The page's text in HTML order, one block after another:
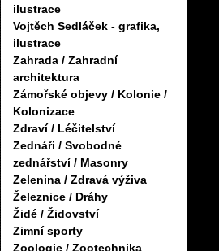
ilustrace
Vojtěch Sedláček - grafika,
ilustrace
Zahrada / Zahradní
architektura
Zámořské objevy / Kolonie /
Kolonizace
Zdraví / Léčitelství
Zednáři / Svobodné
zednářství / Masonry
Zelenina / Zdravá výživa
Železnice / Dráhy
Židé / Židovství
Zimní sporty
Zoologie / Zootechnika